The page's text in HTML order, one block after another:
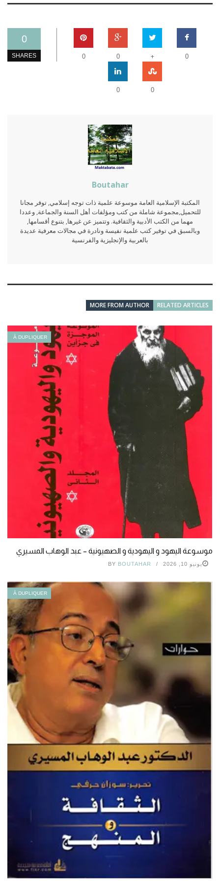
0
SHARES 0
+
0
0
0
0
Boutahar
المكتبة الإسلامية العامة موسوعة علمية ذات توجه إسلامي, توفر مجانا
للتحميل,مجموعة شاملة من كتب ومؤلفات أهل السنة والجماعة, وعددا
مهما من الكتب الأدبية والثقافية. وتتميز عن غيرها, بتنوع أقسامها,
وبالسبق في توفير كتب علمية نفيسة ونادرة في مجالات معرفية عديدة
بالعربية والإنجليزية والفرنسية
RELATED ARTICLES
MORE FROM AUTHOR
À DUPLIQUER
موسوعة اليهود و اليهودية و الصهيونية – عبد الوهاب المسيري
يونيو 10, 2026 BY BOUTAHAR
À DUPLIQUER